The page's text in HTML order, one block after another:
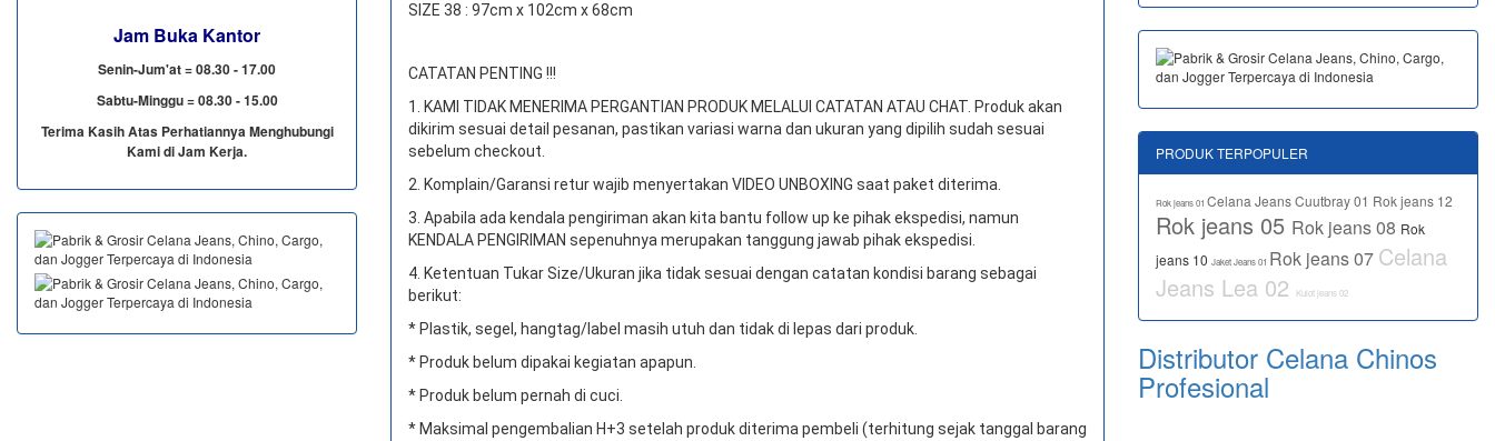
SIZE 38 : 97cm x 102cm x 68cm
CATATAN PENTING !!!
1. KAMI TIDAK MENERIMA PERGANTIAN PRODUK MELALUI CATATAN ATAU CHAT. Produk akan
dikirim sesuai detail pesanan, pastikan variasi warna dan ukuran yang dipilih sudah sesuai
sebelum checkout.
2. Komplain/Garansi retur wajib menyertakan VIDEO UNBOXING saat paket diterima.
3. Apabila ada kendala pengiriman akan kita bantu follow up ke pihak ekspedisi, namun
KENDALA PENGIRIMAN sepenuhnya merupakan tanggung jawab pihak ekspedisi.
4. Ketentuan Tukar Size/Ukuran jika tidak sesuai dengan catatan kondisi barang sebagai
berikut:
* Plastik, segel, hangtag/label masih utuh dan tidak di lepas dari produk.
* Produk belum dipakai kegiatan apapun.
* Produk belum pernah di cuci.
* Maksimal pengembalian H+3 setelah produk diterima pembeli (terhitung sejak tanggal barang
Jam Buka Kantor
Senin-Jum'at = 08.30 - 17.00
Sabtu-Minggu = 08.30 - 15.00
Terima Kasih Atas Perhatiannya Menghubungi
Kami di Jam Kerja.
PRODUK TERPOPULER
Rok jeans 01 Celana Jeans Cuutbray 01 Rok jeans 12
Rok jeans 05 Rok jeans 08 Rok
jeans 10 Jaket Jeans 01 Rok jeans 07 Celana
Jeans Lea 02
Kulot jeans 02
Distributor Celana Chinos
Profesional